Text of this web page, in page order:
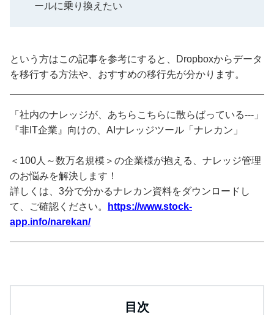
ールに乗り換えたい
という方はこの記事を参考にすると、Dropboxからデータ
を移行する方法や、おすすめの移行先が分かります。
「社内のナレッジが、あちらこちらに散らばっている---」
『非IT企業』向けの、AIナレッジツール「ナレカン」
＜100人～数万名規模＞の企業様が抱える、ナレッジ管理
のお悩みを解決します！
詳しくは、3分で分かるナレカン資料をダウンロードし
て、ご確認ください。
https://www.stock-
app.info/narekan/
目次